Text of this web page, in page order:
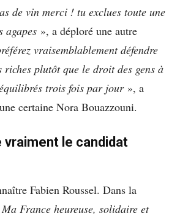
de vin merci ! tu exclues toute une
agapes », a déploré une autre
vraisemblablement défendre
riches plutôt que le droit des gens à
trois fois par jour», a
certaine Nora Bouazzouni.
vraiment le candidat
Fabien Roussel. Dans la
Ma France heureuse, solidaire et